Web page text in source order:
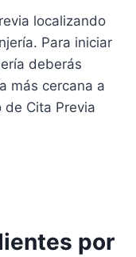
localizando
Para iniciar
deberás
más cercana a
Cita Previa
por